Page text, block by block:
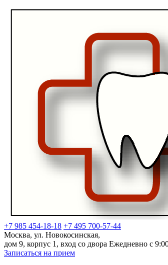
+7 985 454-18-18 +7 495 700-57-44
Москва, ул. Новокосинская,
дом 9, корпус 1, вход со двора Ежедневно с
Записаться на прием